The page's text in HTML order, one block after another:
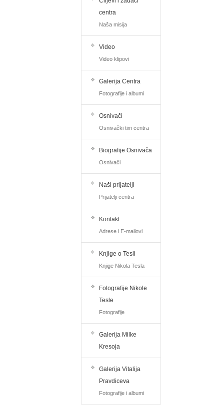
centra
Naša misija
Video
Video klipovi
Galerija Centra
Fotografije i albumi
Osnivači
Osnivački tim centra
Biografije Osnivača
Osnivači
Naši prijatelji
Prijatelji centra
Kontakt
Adrese i E-mailovi
Knjige o Tesli
Knjige Nikola Tesla
Fotografije Nikole
Tesle
Fotografije
Galerija Milke
Kresoja
Galerija Vitalija
Pravdiceva
Fotografije i albumi